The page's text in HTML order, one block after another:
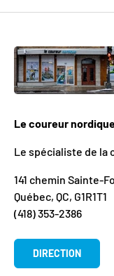
Le coureur
Le spécialiste de la
141 chemin Sainte-
Québec, QC, G1R1T1
(418) 353-2386
DIRECTION